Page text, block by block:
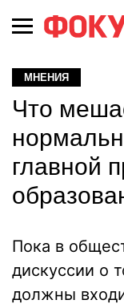
МНЕНИЯ
Что
главной
Пока в
дискуссии о
должны